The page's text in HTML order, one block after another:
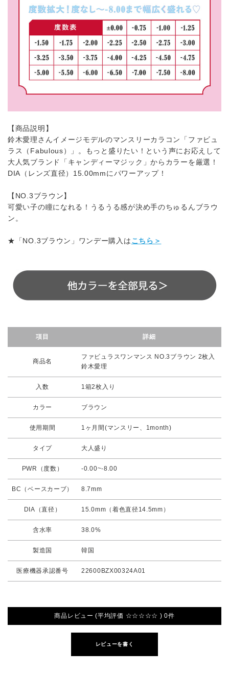
【商品説明】
鈴木愛理さんイメージモデルのマンスリーカラコン「ファビュ
ラス（Fabulous）」。もっと盛りたい！という声にお応えして
大人気ブランド「キャンディーマジック」からカラーを厳選！
DIA（レンズ直径）15.00mmにパワーアップ！
【NO.3ブラウン】
可愛い子の瞳になれる！うるうる感が決め手のちゅるんブラウ
ン。
★「NO.3ブラウン」ワンデー購入はこちら＞
項目 詳細
商品名
ファビュラスワンマンス NO.3ブラウン 2枚入
鈴木愛理
入数 1箱2枚入り
カラー ブラウン
使用期間 1ヶ月間(マンスリー、1month)
タイプ 大人盛り
PWR（度数） -0.00~-8.00
BC（ベースカーブ） 8.7mm
DIA（直径） 15.0mm（着色直径14.5mm）
含水率 38.0%
製造国 韓国
医療機器承認番号 22600BZX00324A01
商品レビュー (平均評価 ☆☆☆☆☆ ) 0件
レビューを書く